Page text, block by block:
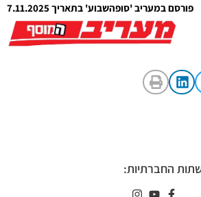
פורסם במעריב 'סופהשבוע' בתאריך 7.11.2025
החברתיות: